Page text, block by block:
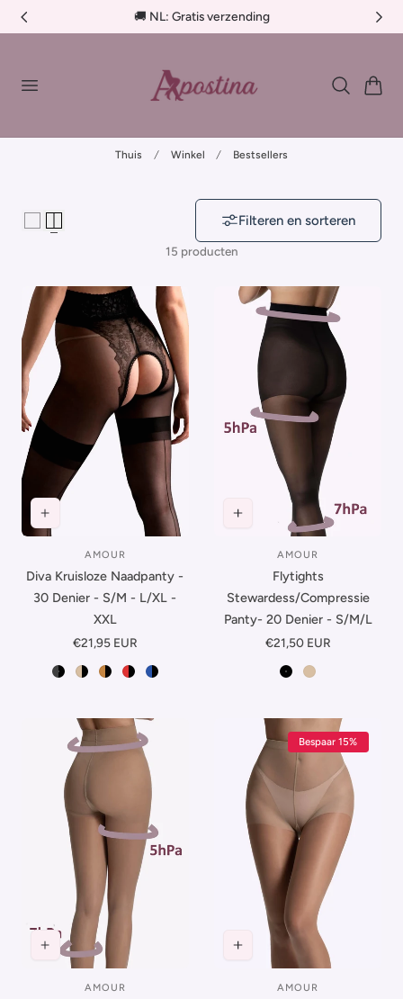
de inhoud 🚚 BE €4,95 - Gratis verzending > €75
Thuis Winkel Bestsellers
Filteren en sorteren
15 producten
Leverancier:
AMOUR
Diva Kruisloze Naadpanty -
30 Denier - S/M - L/XL -
XXL
Normale
€21,95 EUR
Zwart-Zwart
Beige-Zwart
Suntan-Zwart
Rood-Zwart
Blauw-Zwart
Leverancier:
AMOUR
Flytights
Stewardess/Compressie
Panty- 20 Denier - S/M/L
Normale
€21,50 EUR
ZwartBeige
Leverancier:
AMOUR
Bespaar 15%
Leverancier:
AMOUR